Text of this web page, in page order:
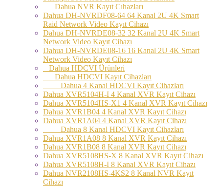
Dahua NVR Kayıt Cıhazları
Dahua DH-NVRDF08-64 64 Kanal 2U 4K Smart
Raid Network Video Kayıt Cihazı
Dahua DH-NVRDE08-32 32 Kanal 2U 4K Smart
Network Video Kayıt Cihazı
Dahua DH-NVRDE08-16 16 Kanal 2U 4K Smart
Network Video Kayıt Cihazı
Dahua HDCVI Ürünleri
Dahua HDCVI Kayıt Cihazları
Dahua 4 Kanal HDCVI Kayıt Cihazları
Dahua XVR5104H-I 4 Kanal XVR Kayıt Cihazı
Dahua XVR5104HS-X1 4 Kanal XVR Kayıt Cihazı
Dahua XVR1B04 4 Kanal XVR Kayıt Cihazı
Dahua XVR1A04 4 Kanal XVR Kayıt Cihazı
Dahua 8 Kanal HDCVI Kayıt Cihazları
Dahua XVR1A08 8 Kanal XVR Kayıt Cihazı
Dahua XVR1B08 8 Kanal XVR Kayıt Cihazı
Dahua XVR5108HS-X 8 Kanal XVR Kayıt Cihazı
Dahua XVR5108H-I 8 Kanal XVR Kayıt Cihazı
Dahua NVR2108HS-4KS2 8 Kanal NVR Kayıt
Cihazı